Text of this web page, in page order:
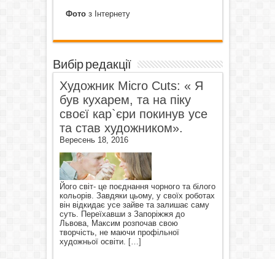
Фотоз Інтернету
Вибір редакції
Художник Micro Cuts: « Я
був кухарем, та на піку
своєї кар`єри покинув усе
та став художником».
Вересень 18, 2016
Його світ- це поєднання чорного та білого
кольорів. Завдяки цьому, у своїх роботах
він відкидає усе зайве та залишає саму
суть. Переїхавши з Запоріжжя до
Львова, Максим розпочав свою
творчість, не маючи профільної
художньої освіти. […]